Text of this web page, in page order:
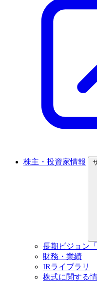
株主・投資家情報
長期ビジョン「
財務・業績
IRライブラリ
株式に関する